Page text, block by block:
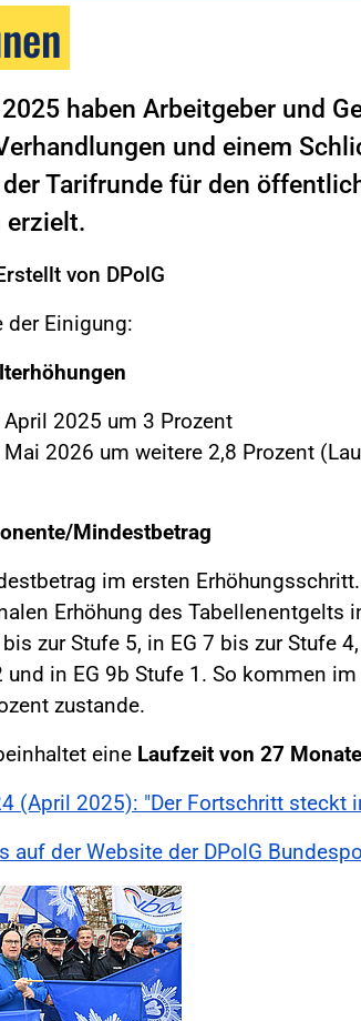
haben Arbeitgeber und
und einem
Tarifrunde für den
erzielt.
von DPolG
der Einigung:
2025 um 3 Prozent
2026 um weitere 2,8 Prozent
Mindestbetrag
im ersten
Erhöhung des Tabellenentgelts
zur Stufe 5, in EG 7 bis zur Stufe
und in EG 9b Stufe 1. So kommen
zustande.
eine Laufzeit von 27
(April 2025): "Der Fortschritt steckt
auf der Website der DPolG